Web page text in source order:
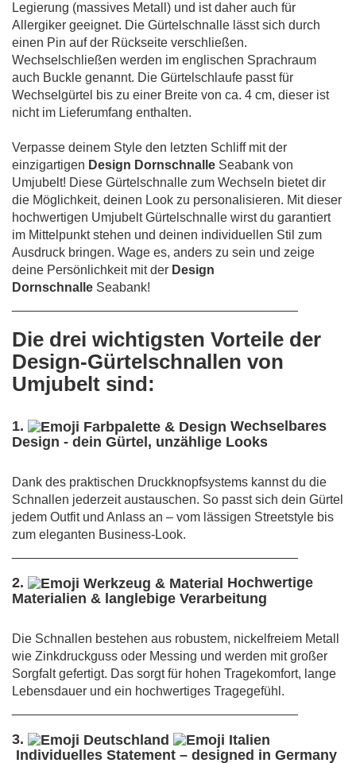
Legierung (massives Metall) und ist daher auch für
Allergiker geeignet. Die Gürtelschnalle lässt sich durch
einen Pin auf der Rückseite verschließen.
Wechselschließen werden im englischen Sprachraum
auch Buckle genannt. Die Gürtelschlaufe passt für
Wechselgürtel bis zu einer Breite von ca. 4 cm, dieser ist
nicht im Lieferumfang enthalten.
Verpasse deinem Style den letzten Schliff mit der
einzigartigen Design Dornschnalle Seabank von
Umjubelt! Diese Gürtelschnalle zum Wechseln bietet dir
die Möglichkeit, deinen Look zu personalisieren. Mit dieser
hochwertigen Umjubelt Gürtelschnalle wirst du garantiert
im Mittelpunkt stehen und deinen individuellen Stil zum
Ausdruck bringen. Wage es, anders zu sein und zeige
deine Persönlichkeit mit der Design
Dornschnalle Seabank!
Die drei wichtigsten Vorteile der
Design-Gürtelschnallen von
Umjubelt sind:
1.
Wechselbares
Design - dein Gürtel, unzählige Looks
Dank des praktischen Druckknopfsystems kannst du die
Schnallen jederzeit austauschen. So passt sich dein Gürtel
jedem Outfit und Anlass an – vom lässigen Streetstyle bis
zum eleganten Business-Look.
2.
Hochwertige
Materialien & langlebige Verarbeitung
Die Schnallen bestehen aus robustem, nickelfreiem Metall
wie Zinkdruckguss oder Messing und werden mit großer
Sorgfalt gefertigt. Das sorgt für hohen Tragekomfort, lange
Lebensdauer und ein hochwertiges Tragegefühl.
3.
Individuelles Statement – designed in Germany